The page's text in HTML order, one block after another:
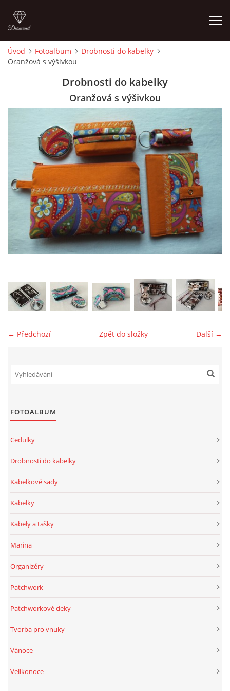
ÚVOD
MOJE POSLEDNÍ PRÁCE
jk-laguna@seznam.cz
© 2025 eStránky.cz
Úvod Fotoalbum
Drobnosti do kabelky
Oranžová s výšivkou
Drobnosti do kabelky
Oranžová s výšivkou
← Předchozí Další →
Zpět do složky
FOTOALBUM
Cedulky
Drobnosti do kabelky
Kabelkové sady
Kabelky
Kabely a tašky
Marina
Organizéry
Patchwork
Patchworkové deky
Tvorba pro vnuky
Vánoce
Velikonoce